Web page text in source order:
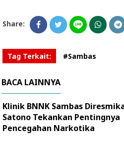
Share:
Tag Terkait: #Sambas
BACA LAINNYA
Klinik BNNK Sambas
Satono Tekankan Pentingnya
Pencegahan Narkotika